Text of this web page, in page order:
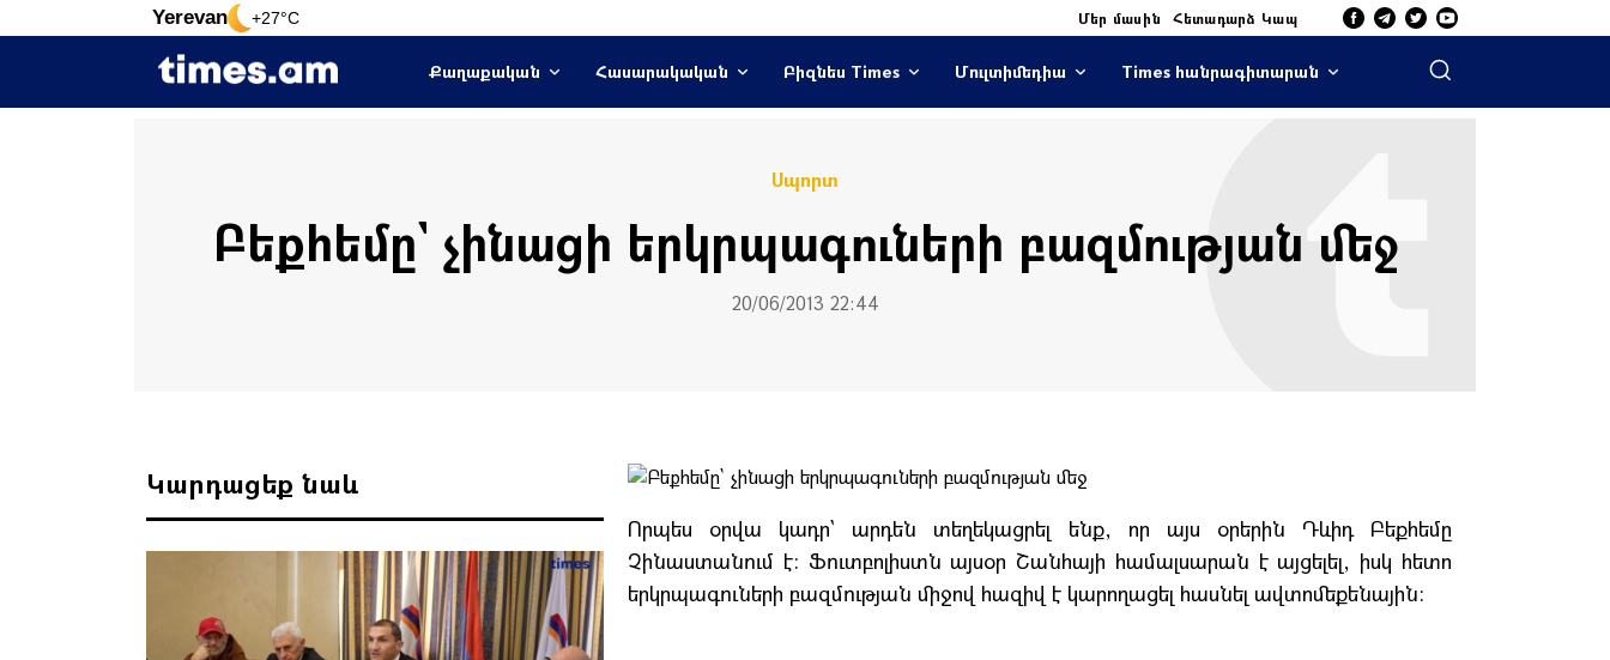
Yerevan +27°C Մեր մասին Հետադարձ Կապ
Քաղաքական Հասարակական Բիզնես Times Մուլտիմեդիա Times հանրագիտարան
Սպորտ
Բեքհեմը` չինացի երկրպագուների բազմության մեջ
20/06/2013 22:44
Կարդացեք նաև
Որպես օրվա կադր` արդեն տեղեկացրել ենք, որ այս օրերին Դևիդ Բեքհեմը
Չինաստանում է: Ֆուտբոլիստն այսօր Շանհայի համալսարան է այցելել, իսկ հետո
երկրպագուների բազմության միջով հազիվ է կարողացել հասնել ավտոմեքենային: